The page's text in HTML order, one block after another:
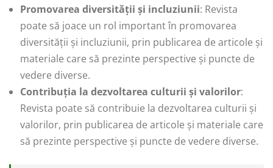
Promovarea diversității și incluziunii: Revista
poate să joace un rol important în promovarea
diversității și incluziunii, prin publicarea de articole și
materiale care să prezinte perspective și puncte de
vedere diverse.
Contribuția la dezvoltarea culturii și valorilor:
Revista poate să contribuie la dezvoltarea culturii și
valorilor, prin publicarea de articole și materiale care
să prezinte perspective și puncte de vedere diverse.